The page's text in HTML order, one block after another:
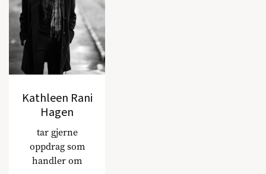
Kathleen Rani
Hagen
tar gjerne
oppdrag som
handler om